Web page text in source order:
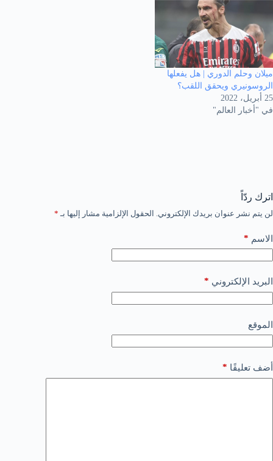
ميلان وحلم الدوري | هل يفعلها
الروسونيري ويحقق اللقب؟
25 أبريل، 2022
في "أخبار العالم"
اترك ردّاً
لن يتم نشر عنوان بريدك الإلكتروني. الحقول الإلزامية مشار إليها بـ *
الاسم *
البريد الإلكتروني *
الموقع
أضف تعليقًا *